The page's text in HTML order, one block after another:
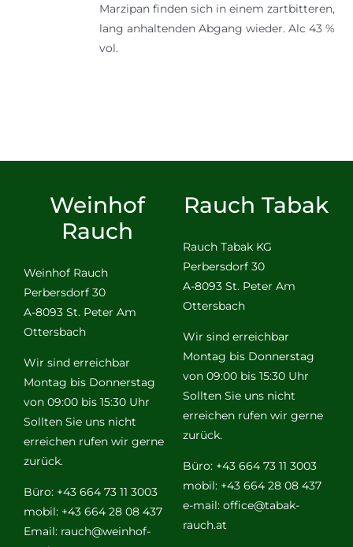
Marzipan finden sich in einem zartbitteren,
lang anhaltenden Abgang wieder. Alc 43 %
vol.
Weinhof
Rauch
Weinhof Rauch
Perbersdorf 30
A-8093 St. Peter Am
Ottersbach
Wir sind erreichbar
Montag bis Donnerstag
von 09:00 bis 15:30 Uhr
Sollten Sie uns nicht
erreichen rufen wir gerne
zurück.
Büro: +43 664 73 11 3003
mobil: +43 664 28 08 437
Email: rauch@weinhof-
Rauch Tabak
Rauch Tabak KG
Perbersdorf 30
A-8093 St. Peter Am
Ottersbach
Wir sind erreichbar
Montag bis Donnerstag
von 09:00 bis 15:30 Uhr
Sollten Sie uns nicht
erreichen rufen wir gerne
zurück.
Büro: +43 664 73 11 3003
mobil: +43 664 28 08 437
e-mail: office@tabak-
rauch.at